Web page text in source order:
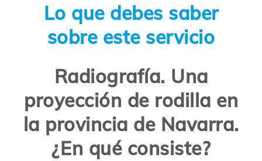
Lo que debes saber
sobre este servicio
Radiografía. Una
proyección de rodilla en
la provincia de Navarra.
¿En qué consiste?